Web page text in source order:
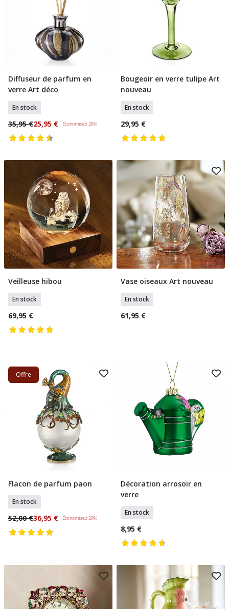
Ajouter Au Panier
Diffuseur de parfum en
verre Art déco
En stock
35,95 €25,95 € Économisez 28%
Ajouter Au Panier
Bougeoir en verre tulipe Art
nouveau
En stock
29,95 €
Ajouter Au Panier
Veilleuse hibou
En stock
69,95 €
Ajouter Au Panier
Vase oiseaux Art nouveau
En stock
61,95 €
Offre
Ajouter Au Panier
Flacon de parfum paon
En stock
52,00 €36,95 € Économisez 29%
Ajouter Au Panier
Décoration arrosoir en
verre
En stock
8,95 €